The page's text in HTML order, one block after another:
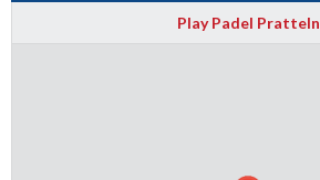
Play Padel Pratteln